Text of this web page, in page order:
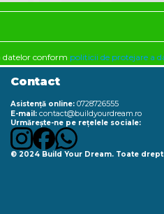
datelor conform politicii de protejare a
Contact
Asistență online: 0728726555
E-mail: contact@buildyourdream.ro
Urmărește-ne pe rețelele sociale:
© 2024 Build Your Dream. Toate